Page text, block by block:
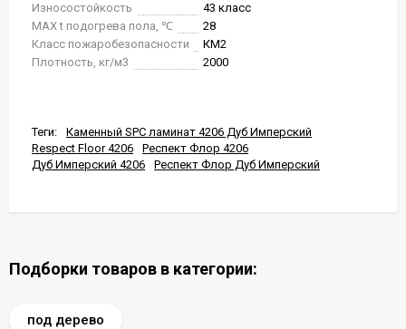
Износостойкость
43 класс
MAX t подогрева пола, ℃
28
Класс пожаробезопасности
КМ2
Плотность, кг/м3
2000
Теги:
Каменный SPC ламинат 4206 Дуб Имперский
Respect Floor 4206
Респект Флор 4206
Дуб Имперский 4206
Респект Флор Дуб Имперский
Подборки товаров в категории:
под дерево